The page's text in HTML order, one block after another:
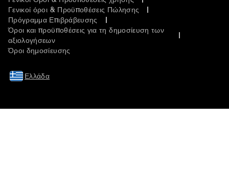
Γενικοί όροι & Προϋποθέσεις Πώλησης
Πρόγραμμα Επιβράβευσης
Όροι και προϋποθέσεις για τη δημοσίευση των
αξιολογήσεων
Όροι δημοσίευσης
Ελλάδα